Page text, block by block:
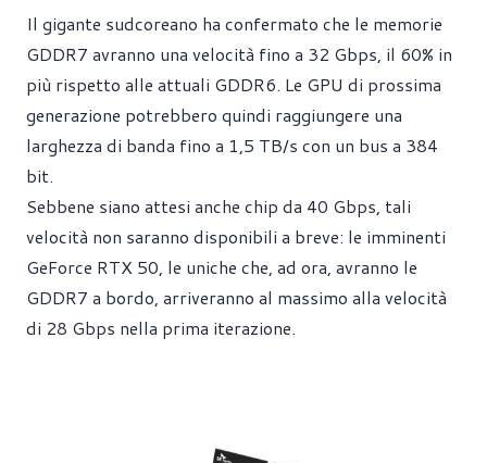
Il gigante sudcoreano ha confermato che le memorie
GDDR7 avranno una velocità fino a 32 Gbps, il 60% in
più rispetto alle attuali GDDR6. Le GPU di prossima
generazione potrebbero quindi raggiungere una
larghezza di banda fino a 1,5 TB/s con un bus a 384
bit.
Sebbene siano attesi anche chip da 40 Gbps, tali
velocità non saranno disponibili a breve: le imminenti
GeForce RTX 50, le uniche che, ad ora, avranno le
GDDR7 a bordo, arriveranno al massimo alla velocità
di 28 Gbps nella prima iterazione.